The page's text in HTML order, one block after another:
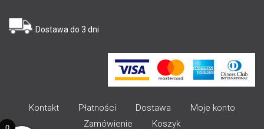
Dostawa do 3 dni
Kontakt Płatności Dostawa
Moje konto
Zamówienie
Koszyk